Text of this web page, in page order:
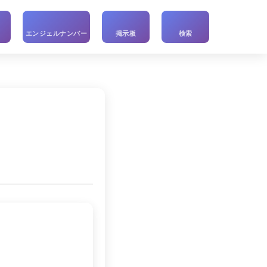
エンジェルナンバー 掲示板 検索